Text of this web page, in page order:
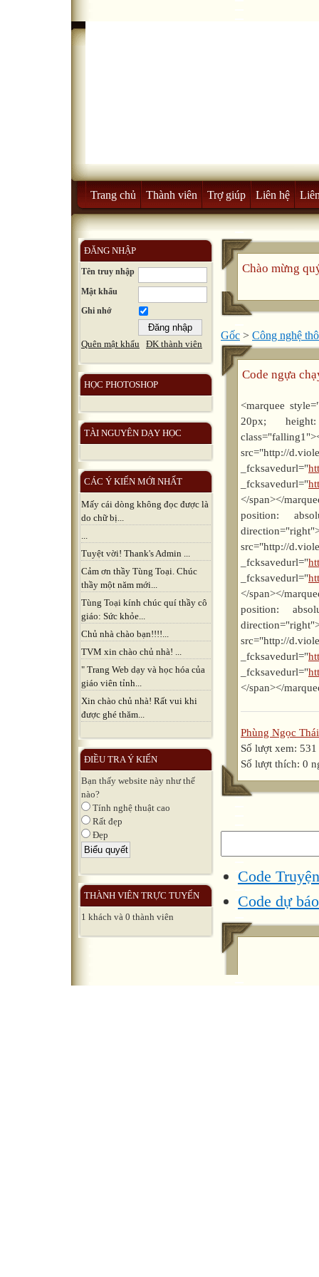
Trang chủ Thành viên Trợ giúp Liên hệ
ĐĂNG NHẬP
Tên truy nhập
Mật khẩu
Ghi nhớ
Quên mật khẩu ĐK thành viên
HỌC PHOTOSHOP
TÀI NGUYÊN DẠY HỌC
CÁC Ý KIẾN MỚI NHẤT
Mấy cái dòng không đọc được là
do chữ bị...
...
Tuyệt vời! Thank's Admin ...
Cảm ơn thầy Tùng Toại. Chúc
thầy một năm mới...
Tùng Toại kính chúc quí thầy cô
giáo: Sức khỏe...
Chủ nhà chào bạn!!!!...
TVM xin chào chủ nhà! ...
" Trang Web dạy và học hóa của
giáo viên tỉnh...
Xin chào chủ nhà! Rất vui khi
được ghé thăm...
ĐIỀU TRA Ý KIẾN
Bạn thấy website này như thế
nào?
Tính nghệ thuật cao
Rất đẹp
Đẹp
THÀNH VIÊN TRỰC TUYẾN
1 khách và 0 thành viên
Chào mừng
Gốc > Công nghệ
Code ngựa
<marquee
20px;
src="http://
_fcksavedurl="
_fcksavedurl="
</span></
position:
src="http://
_fcksavedurl="
_fcksavedurl="
</span></
position:
src="http://
_fcksavedurl="
_fcksavedurl="
</span></
Phùng Ngọc Thái
Số lượt xem: 531
Số lượt thích: 0
Code
Code dự